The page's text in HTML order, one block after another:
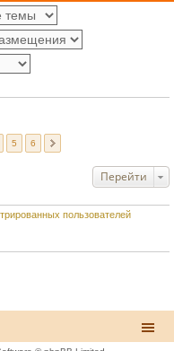
5 6
Перейти
пользователей